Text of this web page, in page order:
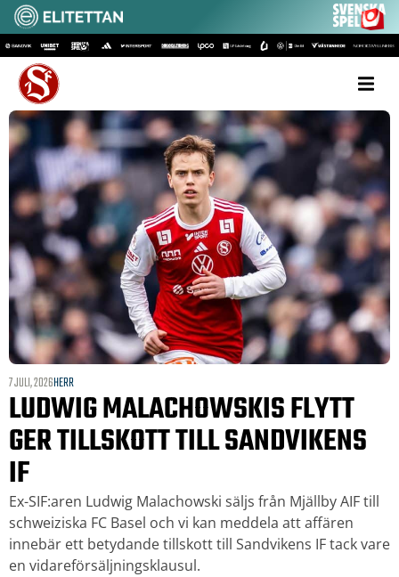
7 JULI, 2026HERR
LUDWIG MALACHOWSKIS FLYTT
GER TILLSKOTT TILL SANDVIKENS
IF
Ex-SIF:aren Ludwig Malachowski säljs från Mjällby AIF till
schweiziska FC Basel och vi kan meddela att affären
innebär ett betydande tillskott till Sandvikens IF tack vare
en vidareförsäljningsklausul.